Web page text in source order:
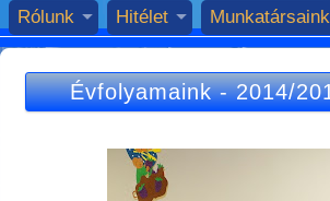
Rólunk Hitélet Munkatársaink
Évfolyamaink-2014/